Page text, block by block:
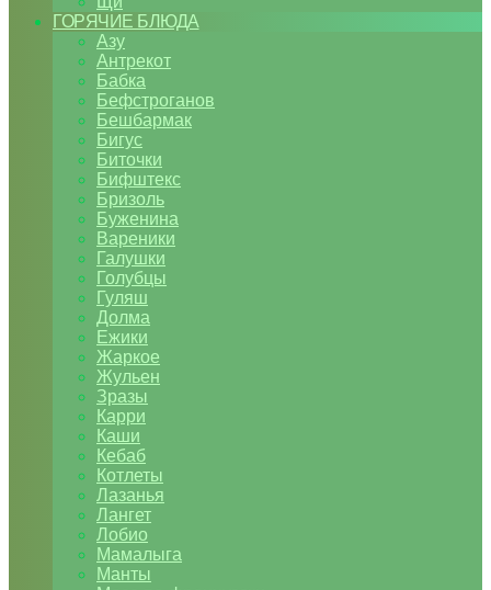
ГОРЯЧИЕ БЛЮДА
Азу
Антрекот
Бабка
Бефстроганов
Бешбармак
Бигус
Биточки
Бифштекс
Бризоль
Буженина
Вареники
Галушки
Голубцы
Гуляш
Долма
Ежики
Жаркое
Жульен
Зразы
Карри
Каши
Кебаб
Котлеты
Лазанья
Лангет
Лобио
Мамалыга
Манты